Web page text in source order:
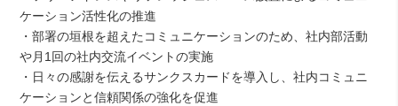
ケーション活性化の推進
・部署の垣根を超えたコミュニケーションのため、社内部活動
や月1回の社内交流イベントの実施
・日々の感謝を伝えるサンクスカードを導入し、社内コミュニ
ケーションと信頼関係の強化を促進